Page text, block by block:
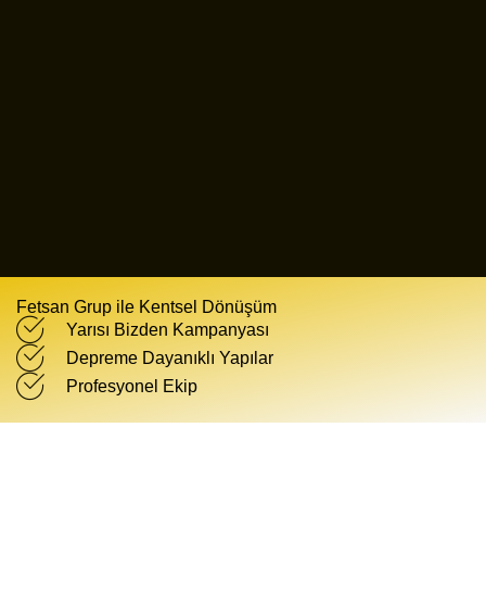
Fetsan Grup ile Kentsel Dönüşüm
Yarısı Bizden Kampanyası
Depreme Dayanıklı Yapılar
Profesyonel Ekip